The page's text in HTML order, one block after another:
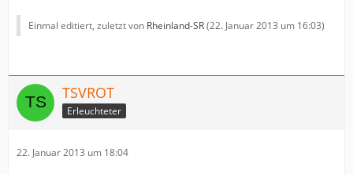
Einmal editiert, zuletzt von Rheinland-SR(22. Januar 2013 um 16:03)
TSVROT
Erleuchteter
22. Januar 2013 um 18:04